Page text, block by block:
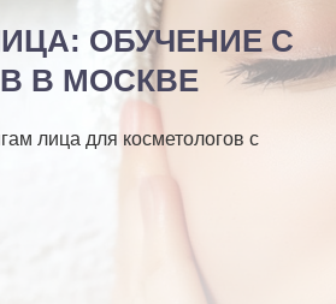
ОБУЧЕНИЕ С
В МОСКВЕ
лица для косметологов с